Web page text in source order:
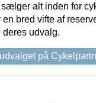
alt inden for
en bred vifte af
deres udvalg.
på